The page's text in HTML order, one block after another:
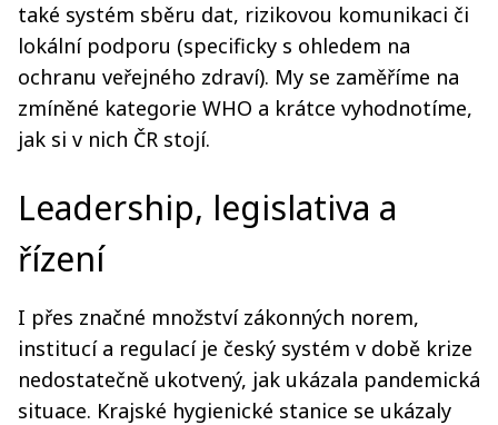
také systém sběru dat, rizikovou komunikaci či
lokální podporu (specificky s ohledem na
ochranu veřejného zdraví). My se zaměříme na
zmíněné kategorie WHO a krátce vyhodnotíme,
jak si v nich ČR stojí.
Leadership, legislativa a
řízení
I přes značné množství zákonných norem,
institucí a regulací je český systém v době krize
nedostatečně ukotvený, jak ukázala pandemická
situace. Krajské hygienické stanice se ukázaly